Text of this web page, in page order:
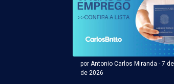
por Antonio Carlos Miranda - 7
de 2026